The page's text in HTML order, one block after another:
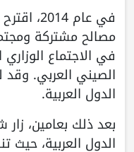
في عام
مصالح مشتركة
في الاجتماع
الصيني العربي. وقد
الدول العربية.
بعد ذلك بعامين،
الدول العربية، حيث